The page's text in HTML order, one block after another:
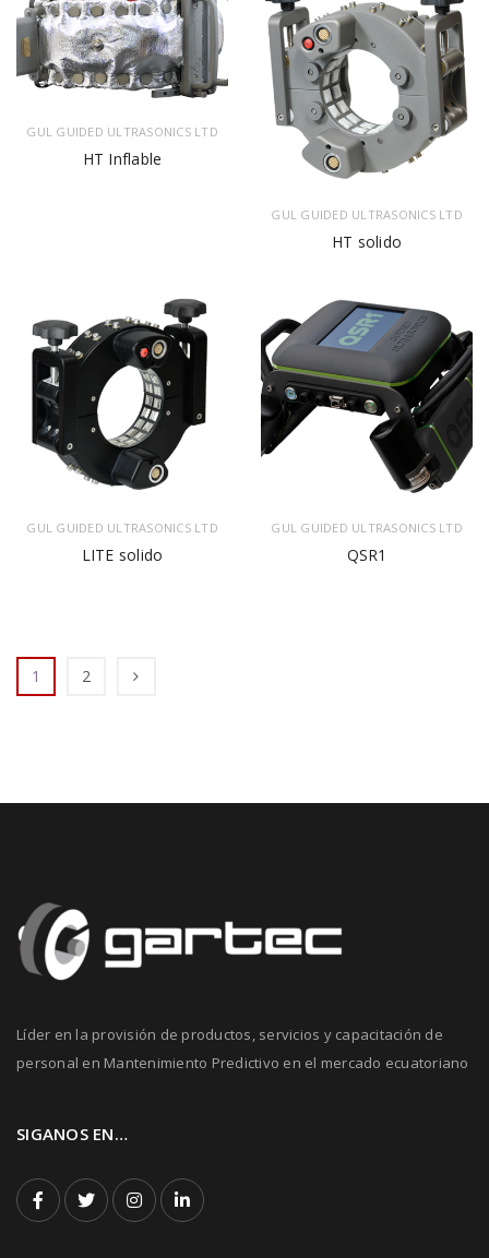
GUL GUIDED ULTRASONICS LTD
HT Inflable
GUL GUIDED ULTRASONICS LTD
HT solido
GUL GUIDED ULTRASONICS LTD
LITE solido
GUL GUIDED ULTRASONICS LTD
QSR1
1 2
Líder en la provisión de productos, servicios y capacitación de
personal en Mantenimiento Predictivo en el mercado ecuatoriano
SIGANOS EN…